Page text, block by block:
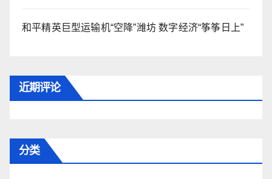
和平精英巨型运输机“空降”潍坊 数字经济“筝筝日上”
近期评论
分类